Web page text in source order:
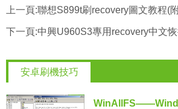
上一頁:聯想S899t刷recovery圖文教程(
下一頁:中興U960S3專用recovery中文
安卓刷機技巧